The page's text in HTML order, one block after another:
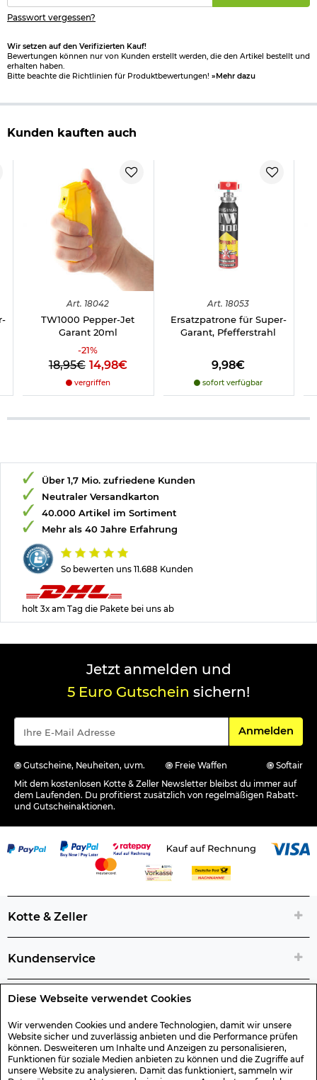
Diese Webseite verwendet Cookies
Wir verwenden Cookies und andere Technologien, damit wir unsere
Website sicher und zuverlässig anbieten und die Performance prüfen
können. Desweiteren um Inhalte und Anzeigen zu personalisieren,
Funktionen für soziale Medien anbieten zu können und die Zugriffe auf
unsere Website zu analysieren. Damit das funktioniert, sammeln wir
Passwort vergessen?
Wir setzen auf den Verifizierten Kauf!
Bewertungen können nur von Kunden erstellt werden, die den Artikel bestellt und
erhalten haben.
Bitte beachte die Richtlinien für Produktbewertungen! »Mehr dazu
Kunden kauften auch
Art. 18042
TW1000 Pepper-Jet
Garant 20ml
-21%
18,95€ 14,98€
vergriffen
Art. 18053
Ersatzpatrone für Super-
Garant, Pfefferstrahl
9,98€
sofort verfügbar
So bewerten uns 11.688 Kunden
Über 1,7 Mio. zufriedene Kunden
Neutraler Versandkarton
40.000 Artikel im Sortiment
Mehr als 40 Jahre Erfahrung
holt 3x am Tag die Pakete bei uns ab
Jetzt anmelden und
5 Euro Gutschein sichern!
Für den
Anmelden
Gutscheine, Neuheiten, uvm. Freie Waffen
Softair
Mit dem kostenlosen Kotte & Zeller Newsletter bleibst du immer auf
dem Laufenden. Du profitierst zusätzlich von regelmäßigen Rabatt-
und Gutscheinaktionen.
Kotte & Zeller
Kundenservice
Rechtliche Artikelinfos
Geschenk-Gutscheine